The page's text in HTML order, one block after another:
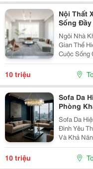
Nội Thất
Sống Đầy
Ngôi Nhà
Gian Thể
Cuộc Sống
Chọn Nội
Nhiều
Sống Trở...
10 triệu
Sofa Da
Phòng
Sofa Da
Đình Yêu
Và Khả
Với Thiết
Không
10 triệu